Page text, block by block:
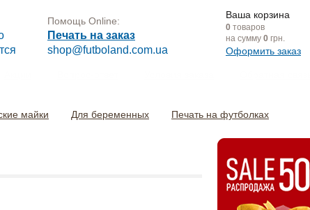
Помощь Online:
Печать на заказ
shop@futboland.com.ua
Ваша корзина
0 товаров
на сумму 0 грн.
Оформить заказ
майки Для беременных Печать на футболках